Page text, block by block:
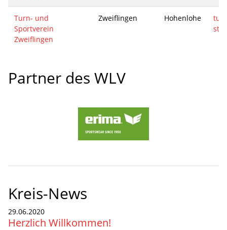
Turn- und
Sportverein
Zweiflingen
Zweiflingen Hohenlohe
tus-
Partner des WLV
Kreis-News
29.06.2020
Herzlich Willkommen!